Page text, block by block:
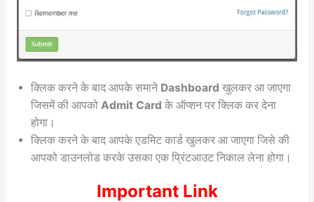
क्लिक करने के बाद आपके समाने Dashboard खुलकर आ जाएगा
जिसमें की आपको Admit Card के ऑप्शन पर क्लिक कर देना
होगा।
क्लिक करने के बाद आपके एडमिट कार्ड खुलकर आ जाएगा जिसे की
आपको डाउनलोड करके उसका एक प्रिंटआउट निकाल लेना होगा।
Important Link